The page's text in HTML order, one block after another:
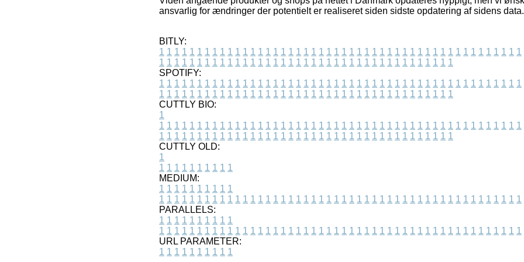
ansvarlig for ændringer der potentielt er realiseret siden sidste opdatering af sidens data.
BITLY:
1 1 1 1 1 1 1 1 1 1 1 1 1 1 1 1 1 1 1 1 1 1 1 1 1 1 1 1 1 1 1 1 1 1 1 1 1 1 1 1 1 1 1 1 1 1 1 1
1 1 1 1 1 1 1 1 1 1 1 1 1 1 1 1 1 1 1 1 1 1 1 1 1 1 1 1 1 1 1 1 1 1 1 1 1 1 1
SPOTIFY:
1 1 1 1 1 1 1 1 1 1 1 1 1 1 1 1 1 1 1 1 1 1 1 1 1 1 1 1 1 1 1 1 1 1 1 1 1 1 1 1 1 1 1 1 1 1 1 1
1 1 1 1 1 1 1 1 1 1 1 1 1 1 1 1 1 1 1 1 1 1 1 1 1 1 1 1 1 1 1 1 1 1 1 1 1 1 1
CUTTLY BIO:
1
1 1 1 1 1 1 1 1 1 1 1 1 1 1 1 1 1 1 1 1 1 1 1 1 1 1 1 1 1 1 1 1 1 1 1 1 1 1 1 1 1 1 1 1 1 1 1 1
1 1 1 1 1 1 1 1 1 1 1 1 1 1 1 1 1 1 1 1 1 1 1 1 1 1 1 1 1 1 1 1 1 1 1 1 1 1 1
CUTTLY OLD:
1
1 1 1 1 1 1 1 1 1 1
MEDIUM:
1 1 1 1 1 1 1 1 1 1
1 1 1 1 1 1 1 1 1 1 1 1 1 1 1 1 1 1 1 1 1 1 1 1 1 1 1 1 1 1 1 1 1 1 1 1 1 1 1 1 1 1 1 1 1 1 1 1
PARALLELS:
1 1 1 1 1 1 1 1 1 1
1 1 1 1 1 1 1 1 1 1 1 1 1 1 1 1 1 1 1 1 1 1 1 1 1 1 1 1 1 1 1 1 1 1 1 1 1 1 1 1 1 1 1 1 1 1 1 1
URL PARAMETER:
1 1 1 1 1 1 1 1 1 1